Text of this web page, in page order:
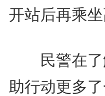
开站后再乘坐
民警在了
助行动更多